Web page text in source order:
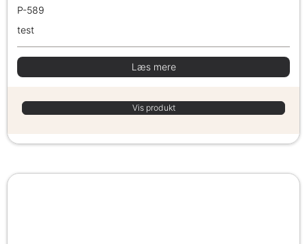
P-589
test
Læs mere
Vis produkt